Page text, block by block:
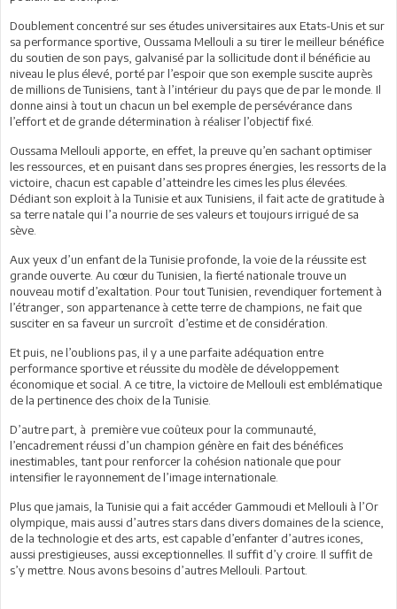
Doublement concentré sur ses études universitaires aux Etats-Unis et sur
sa performance sportive, Oussama Mellouli a su tirer le meilleur bénéfice
du soutien de son pays, galvanisé par la sollicitude dont il bénéficie au
niveau le plus élevé, porté par l’espoir que son exemple suscite auprès
de millions de Tunisiens, tant à l’intérieur du pays que de par le monde. Il
donne ainsi à tout un chacun un bel exemple de persévérance dans
l’effort et de grande détermination à réaliser l’objectif fixé.
Oussama Mellouli apporte, en effet, la preuve qu’en sachant optimiser
les ressources, et en puisant dans ses propres énergies, les ressorts de la
victoire, chacun est capable d’atteindre les cimes les plus élevées.
Dédiant son exploit à la Tunisie et aux Tunisiens, il fait acte de gratitude à
sa terre natale qui l’a nourrie de ses valeurs et toujours irrigué de sa
sève.
Aux yeux d’un enfant de la Tunisie profonde, la voie de la réussite est
grande ouverte. Au cœur du Tunisien, la fierté nationale trouve un
nouveau motif d’exaltation. Pour tout Tunisien, revendiquer fortement à
l’étranger, son appartenance à cette terre de champions, ne fait que
susciter en sa faveur un surcroît d’estime et de considération.
Et puis, ne l’oublions pas, il y a une parfaite adéquation entre
performance sportive et réussite du modèle de développement
économique et social. A ce titre, la victoire de Mellouli est emblématique
de la pertinence des choix de la Tunisie.
D’autre part, à première vue coûteux pour la communauté,
l’encadrement réussi d’un champion génère en fait des bénéfices
inestimables, tant pour renforcer la cohésion nationale que pour
intensifier le rayonnement de l’image internationale.
Plus que jamais, la Tunisie qui a fait accéder Gammoudi et Mellouli à l’Or
olympique, mais aussi d’autres stars dans divers domaines de la science,
de la technologie et des arts, est capable d’enfanter d’autres icones,
aussi prestigieuses, aussi exceptionnelles. Il suffit d’y croire. Il suffit de
s’y mettre. Nous avons besoins d’autres Mellouli. Partout.